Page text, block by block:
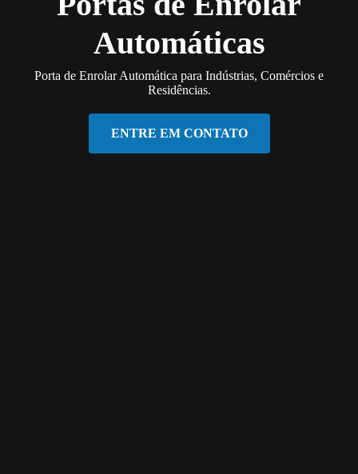
Automáticas
Porta de Enrolar Automática para Indústrias, Comércios e
Residências.
ENTRE EM CONTATO